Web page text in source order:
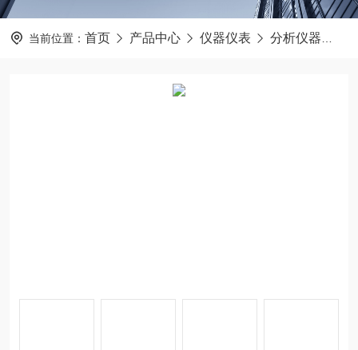
当前位置： 首页 产品中心 仪器仪表 分析仪器